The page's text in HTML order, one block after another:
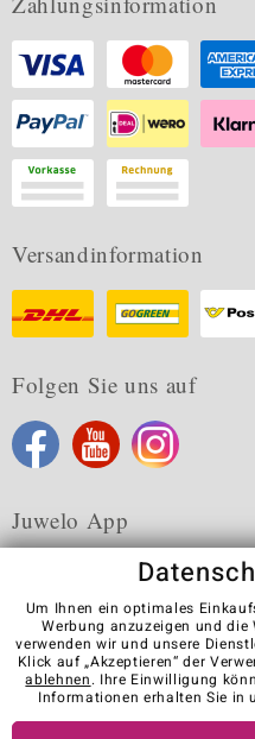
Versandinformation
Folgen Sie uns auf
Juwelo App
Karriere AGB
Kontakt
Visit our
Um Ihnen ein optimales
Werbung anzuzeigen und
verwenden wir und unsere
Klick auf „Akzeptieren“ der
ablehnen. Ihre Einwilligung
Informationen erhalten Sie in